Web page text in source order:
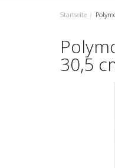
Startseite /
30,5